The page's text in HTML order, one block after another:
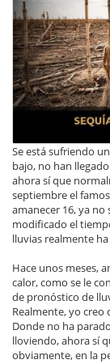
Se está sufriendo
bajo, no han
ahora sí que
septiembre el
amanecer 16, ya no
modificado el
lluvias realmente
Hace unos meses,
calor, como se le
de pronóstico de
Realmente, yo
Donde no ha
lloviendo, ahora sí
obviamente, en la